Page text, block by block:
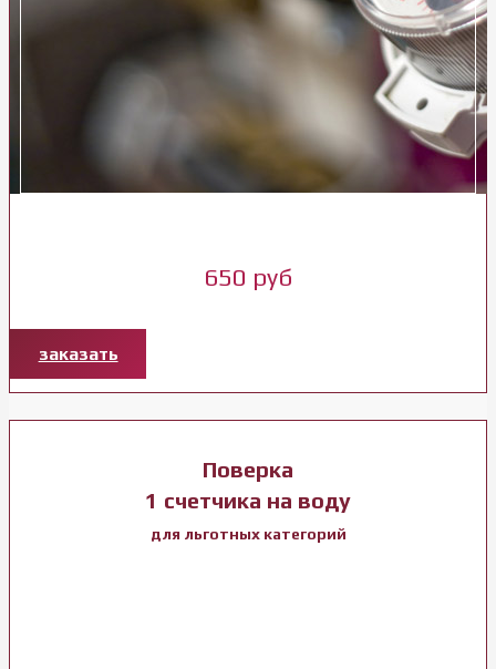
650 руб
заказать
Поверка
1 счетчика на воду
для льготных категорий